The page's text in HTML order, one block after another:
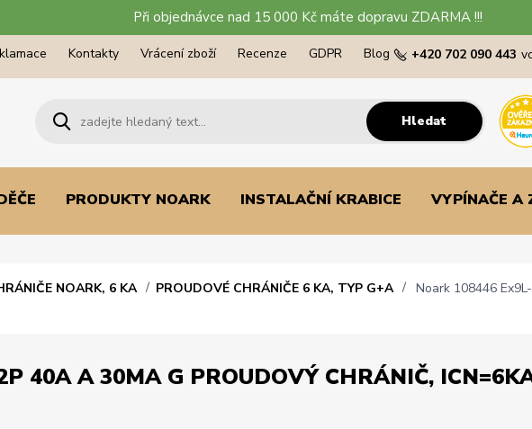
Při objednávce nad 15 000 Kč máte dopravu ZDARMA !!!
Kontakty Vrácení zboží Recenze GDPR Blog
Hledat
+420 702 090 443
PRODUKTY NOARK INSTALAČNÍ KRABICE VYPÍNAČE A
NOARK, 6 KA PROUDOVÉ CHRÁNIČE 6 KA, TYP G+A
Noark 108446
40A A 30MA G PROUDOVÝ CHRÁNIČ,